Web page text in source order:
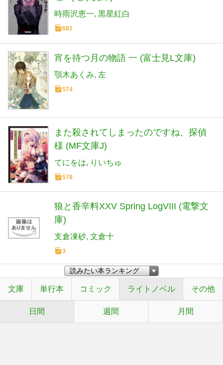
時雨沢恵一 黒星紅白
681
宵を待つ月の物語 一 (富士見L文庫)
顎木あくみ 左
574
また殺されてしまったのですね、探偵
様 (MF文庫J)
てにをは りいちゅ
578
狼と香辛料XXV Spring LogVIII (電撃文
庫)
支倉凍砂 文倉十
3
文庫 単行本 コミック ライトノベル その他
日間 週間 月間